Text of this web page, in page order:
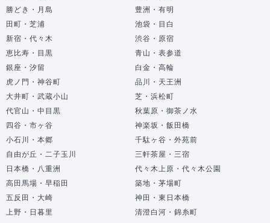
勝どき・月島
豊洲・有明
田町・芝浦
池袋・目白
新宿・代々木
渋谷・原宿
恵比寿・目黒
青山・表参道
銀座・汐留
白金・高輪
虎ノ門・神谷町
品川・天王洲
大井町・武蔵小山
芝・浜松町
代官山・中目黒
秋葉原・御茶ノ水
四谷・市ヶ谷
神楽坂・飯田橋
小石川・本郷
千駄ヶ谷・外苑前
自由が丘・二子玉川
三軒茶屋・三宿
日本橋・八重洲
代々木上原・代々木公園
高田馬場・早稲田
築地・茅場町
五反田・大崎
神田・東日本橋
上野・日暮里
清澄白河・錦糸町